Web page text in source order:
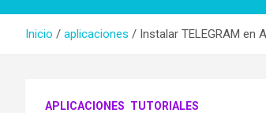
Inicio aplicaciones Instalar TELEGRAM en
APLICACIONES TUTORIALES